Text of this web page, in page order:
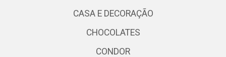
CASA E DECORAÇÃO
CHOCOLATES
CONDOR